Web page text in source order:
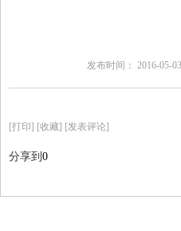
发布时间： 2016-
[打印] [收藏] [发表评论]
分享到 0